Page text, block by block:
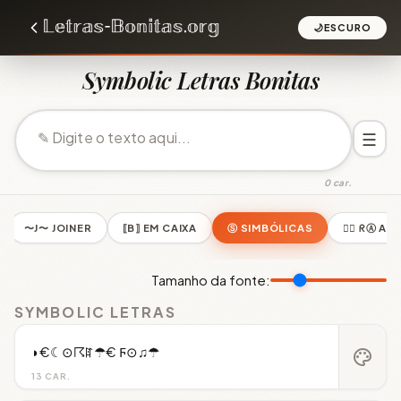
🌙ESCURO
Symbolic Letras Bonitas
0 car.
☰
〜J〜 JOINER ⟦B⟧ EM CAIXA Ⓢ SIMBÓLICAS 😵‍💫 ᖇⒶ
Tamanho da fonte:
SYMBOLIC LETRAS
13 CAR.
◗€☾⊙☈ꍏ☂€ Ϝ⊙♫☂ palette